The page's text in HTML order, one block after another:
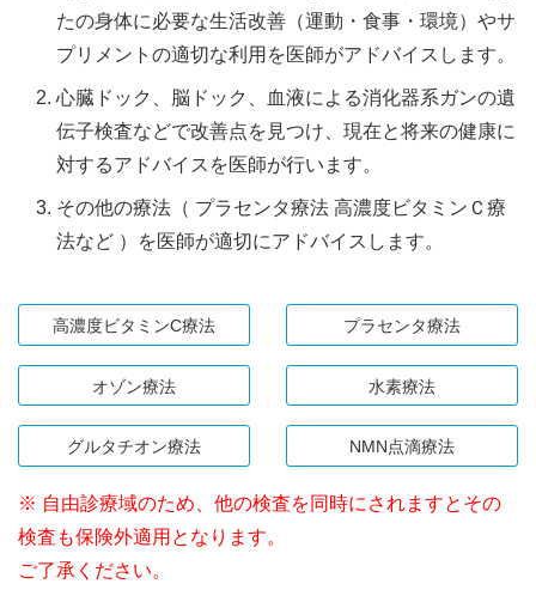
たの身体に必要な生活改善（運動・食事・環境）やサ
プリメントの適切な利用を医師がアドバイスします。
心臓ドック、脳ドック、血液による消化器系ガンの遺
伝子検査などで改善点を見つけ、現在と将来の健康に
対するアドバイスを医師が行います。
その他の療法（ プラセンタ療法 高濃度ビタミンＣ療
法など ）を医師が適切にアドバイスします。
高濃度ビタミンC療法 プラセンタ療法
オゾン療法 水素療法
グルタチオン療法 NMN点滴療法
※ 自由診療域のため、他の検査を同時にされますとその
検査も保険外適用となります。
ご了承ください。